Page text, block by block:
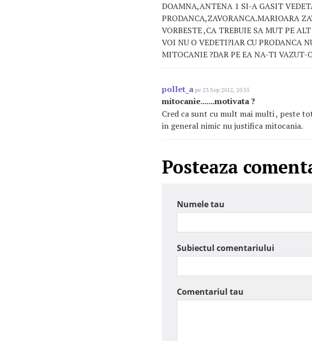
DOAMNA,ANTENA 1 SI-A GASIT
PRODANCA,ZAVORANCA.MARIOARA
VORBESTE ,CA TREBUIE SA MUT PE
VOI NU O VEDETI?IAR CU PRODANCA
MITOCANIE ?DAR PE EA NA-TI VAZUT-
pollet_a pe 23 Sep 2012, 20:55
mitocanie.......motivata ?
Cred ca sunt cu mult mai multi , peste
in general nimic nu justifica mitocania.
Posteaza
Numele tau
Subiectul comentariului
Comentariul tau